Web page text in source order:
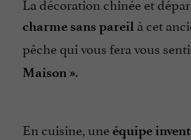
charme sans pareil à cet
pêche qui vous fera vous
Maison ».
En cuisine, uneéquipe